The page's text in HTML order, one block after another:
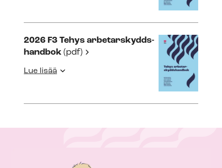
2026 F3 Tehys ar­be­tars­kydds­
hand­bok (pdf)
Lue lisää